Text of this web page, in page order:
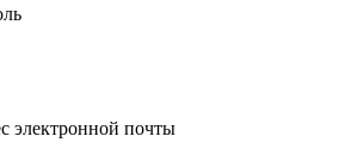
электронной почты